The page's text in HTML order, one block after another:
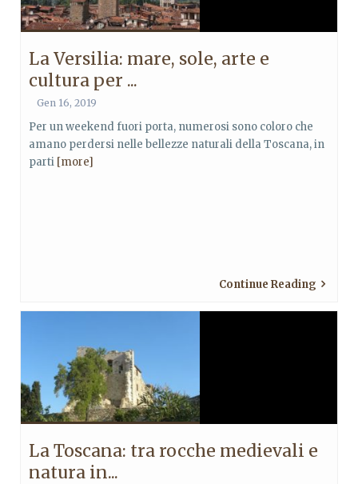
La Versilia: mare, sole, arte e
cultura per ...
Gen 16, 2019
Per un weekend fuori porta, numerosi sono coloro che
amano perdersi nelle bellezze naturali della Toscana, in
parti [more]
Continue Reading
La Toscana: tra rocche medievali e
natura in...